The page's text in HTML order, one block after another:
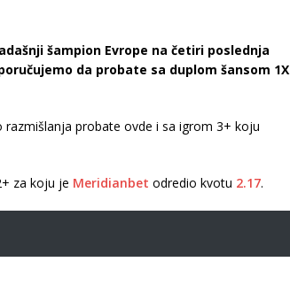
šampion Evrope na četiri poslednja
da probate sa duplom šansom 1X
probate ovde i sa igrom 3+ koju
za koju je Meridianbet odredio kvotu 2.17.